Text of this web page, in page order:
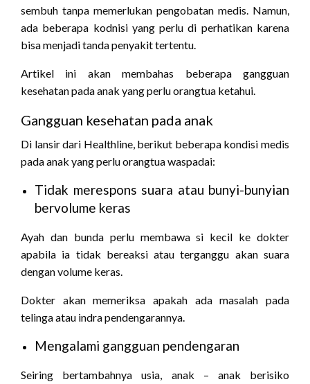
sembuh tanpa memerlukan pengobatan medis. Namun,
ada beberapa kodnisi yang perlu di perhatikan karena
bisa menjadi tanda penyakit tertentu.
Artikel ini akan membahas beberapa gangguan
kesehatan pada anak yang perlu orangtua ketahui.
Gangguan kesehatan pada anak
Di lansir dari Healthline, berikut beberapa kondisi medis
pada anak yang perlu orangtua waspadai:
Tidak merespons suara atau bunyi-bunyian
bervolume keras
Ayah dan bunda perlu membawa si kecil ke dokter
apabila ia tidak bereaksi atau terganggu akan suara
dengan volume keras.
Dokter akan memeriksa apakah ada masalah pada
telinga atau indra pendengarannya.
Mengalami gangguan pendengaran
Seiring bertambahnya usia, anak – anak berisiko